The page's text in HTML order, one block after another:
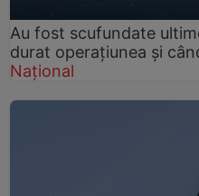
Au fost scufundate
durat operațiunea și
Național